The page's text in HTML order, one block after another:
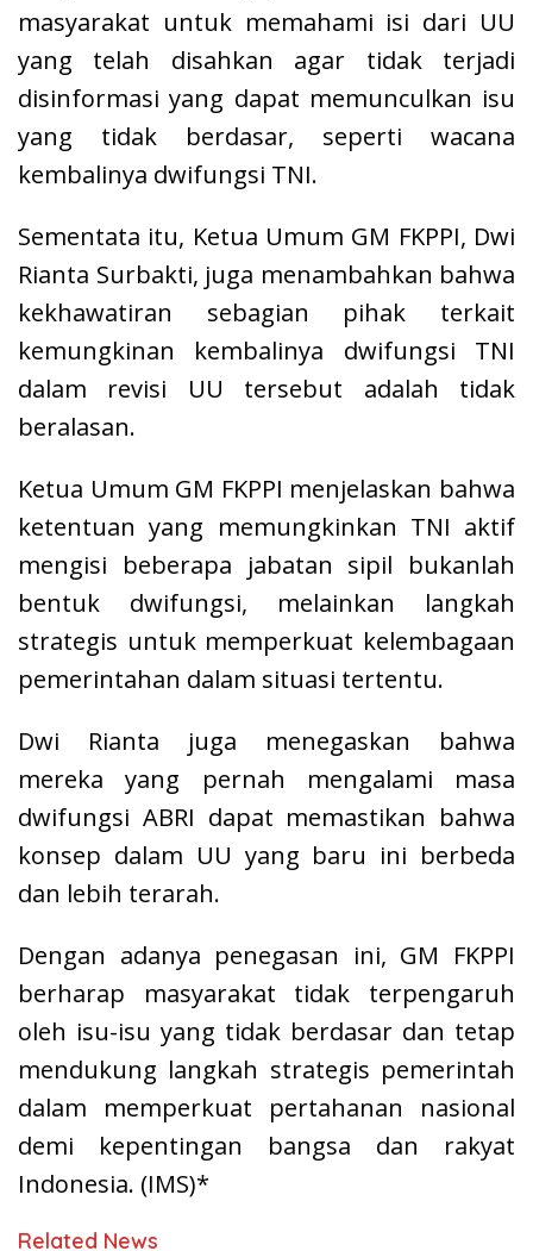
masyarakat untuk memahami isi dari UU
yang telah disahkan agar tidak terjadi
disinformasi yang dapat memunculkan isu
yang tidak berdasar, seperti wacana
kembalinya dwifungsi TNI.
Sementata itu, Ketua Umum GM FKPPI, Dwi
Rianta Surbakti, juga menambahkan bahwa
kekhawatiran sebagian pihak terkait
kemungkinan kembalinya dwifungsi TNI
dalam revisi UU tersebut adalah tidak
beralasan.
Ketua Umum GM FKPPI menjelaskan bahwa
ketentuan yang memungkinkan TNI aktif
mengisi beberapa jabatan sipil bukanlah
bentuk dwifungsi, melainkan langkah
strategis untuk memperkuat kelembagaan
pemerintahan dalam situasi tertentu.
Dwi Rianta juga menegaskan bahwa
mereka yang pernah mengalami masa
dwifungsi ABRI dapat memastikan bahwa
konsep dalam UU yang baru ini berbeda
dan lebih terarah.
Dengan adanya penegasan ini, GM FKPPI
berharap masyarakat tidak terpengaruh
oleh isu-isu yang tidak berdasar dan tetap
mendukung langkah strategis pemerintah
dalam memperkuat pertahanan nasional
demi kepentingan bangsa dan rakyat
Indonesia. (IMS)*
Related News